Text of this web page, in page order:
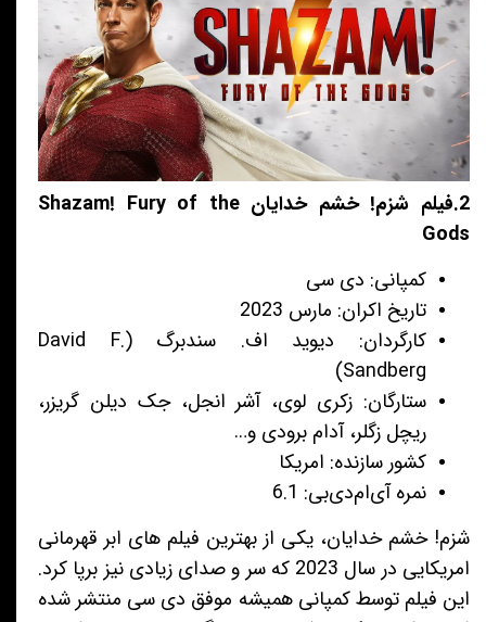
2.فیلم شزم! خشم خدایان Shazam! Fury of the
Gods
کمپانی: دی سی
تاریخ اکران: مارس 2023
کارگردان: دیوید اف‌. سندبرگ (David F.
Sandberg)
ستارگان: زکری لوی، آشر انجل، جک دیلن گریزر،
ریچل زگلر، آدام برودی و…
کشور سازنده: امریکا
نمره آی‌ام‌دی‌بی: 6.1
شزم! خشم خدایان، یکی از بهترین فیلم های ابر قهرمانی
امریکایی در سال 2023 که سر و صدای زیادی نیز برپا کرد.
این فیلم توسط کمپانی همیشه موفق دی سی منتشر شده